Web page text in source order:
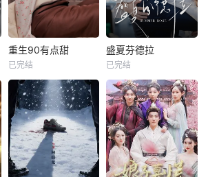
重生90有点甜
已完结
盛夏芬德拉
已完结